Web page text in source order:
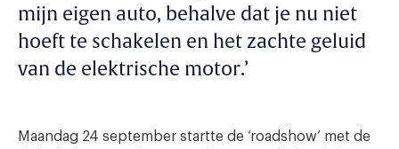
mijn eigen auto, behalve dat je nu niet
hoeft te schakelen en het zachte geluid
van de elektrische motor.’
Maandag 24 september startte de ‘roadshow’ met de